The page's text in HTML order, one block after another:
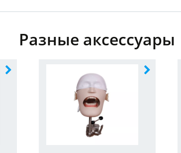
Разные аксессуары